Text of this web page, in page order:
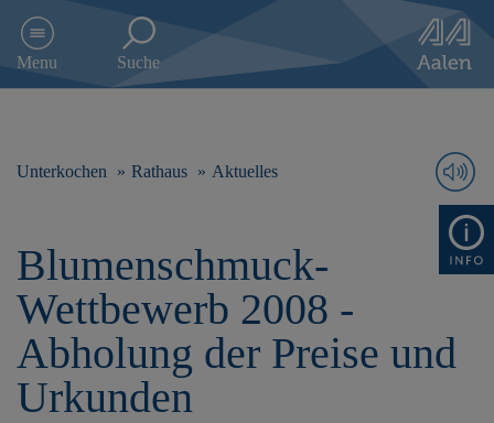
e
Menu Suche
Unterkochen Rathaus Aktuelles
Blumenschmuck-
Wettbewerb 2008 -
Abholung der Preise und
Urkunden